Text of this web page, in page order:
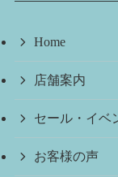
Home
店舗案内
セール・イベ
お客様の声